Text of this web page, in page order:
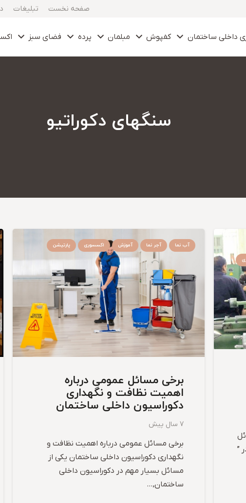
صفحه نخست تبلیغات
داخلی ساختمان کفپوش مبلمان پرده فضای سبز
سنگهای دکوراتیو
”
آب نما آجر نما آموزش اکسسوری پارتیشن
برخی مسائل عمومی درباره
اهمیت نظافت و نگهداری
دکوراسیون داخلی ساختمان
7 سال پیش
برخی مسائل عمومی درباره اهمیت نظافت و
نگهداری دکوراسیون داخلی ساختمان یکی از
مسائل بسیار مهم در دکوراسیون داخلی
ساختمان,…